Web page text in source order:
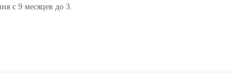
с 9 месяцев до 3.